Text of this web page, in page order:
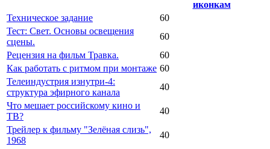
Техническое задание
60
Тест: Свет. Основы освещения
сцены.
60
Рецензия на фильм Травка.
60
Как работать с ритмом при монтаже 60
Телеиндустрия изнутри-4:
структура эфирного канала
40
Что мешает российскому кино и
ТВ?
40
Трейлер к фильму "Зелёная слизь",
1968
40